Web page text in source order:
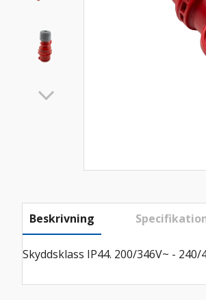
Beskrivning
Skyddsklass IP44. 200/346V~ - 240/